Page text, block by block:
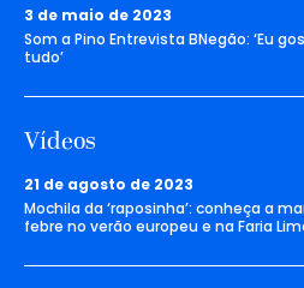
3 de maio de 2023
Som a Pino Entrevista BNegão: ‘Eu
tudo’
Vídeos
21 de agosto de 2023
Mochila da ‘raposinha’: conheça a
febre no verão europeu e na Faria